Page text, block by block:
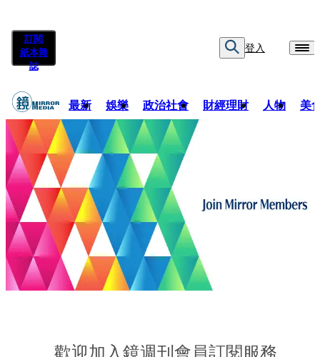
訂閱
紙本雜
誌
登入
最新 娛樂 政治社會 財經理財 人物 美
歡迎加入鏡週刊會員訂閱服務